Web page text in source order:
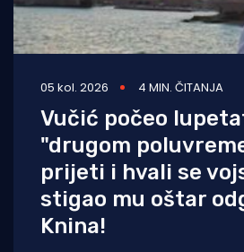
05 kol. 2026 4 MIN. ČITANJA
Vučić počeo
"drugom
prijeti i hvali se
stigao mu oštar
Knina!